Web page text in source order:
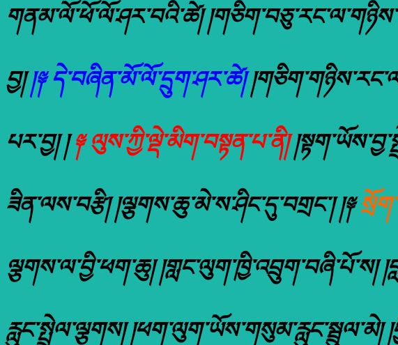
གནམ་ལོ་ཕོ་ལོ་ཤར་བའི་ཚེ།
བྱ།།༈ དེ་བཞིན་མོ་ལོ་དྲུག་ཤར་ཚེ།
པར་བྱ། །༈ ལུས་ཀྱི་ལྡེ་མིག་བསྟན་པ་ནི།
ཟིན་ལས་བརྩི། །ལྕགས་ཆུ་མེ་ས་ཤིང་དུ་བགྲང་། །༈
ལྕགས་ལ་བྱི་ཕག་ཆུ། །གླང་ལུག་ཁྱི་འབྲུག་བཞི་པོ་ས།
རླུང་སྤྲེལ་ལྕགས། །ཕག་ལུག་ཡོས་གསུམ་རླུང་སྦྲུལ་མེ།